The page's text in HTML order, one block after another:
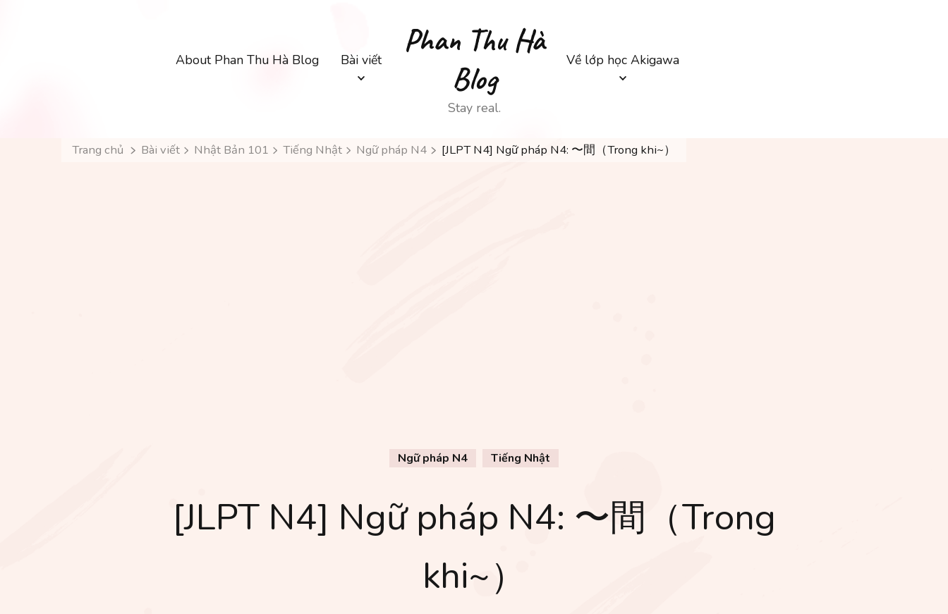
About Phan Thu Hà Blog Bài viết Về lớp học Akigawa
Phan Thu Hà
Blog
Stay real.
Trang chủ Bài viết Nhật Bản 101 Tiếng Nhật Ngữ pháp N4 [JLPT N4] Ngữ pháp N4: 〜間（Trong khi~）
Ngữ pháp N4 Tiếng Nhật
[JLPT N4] Ngữ pháp N4: 〜間（Trong
khi~）